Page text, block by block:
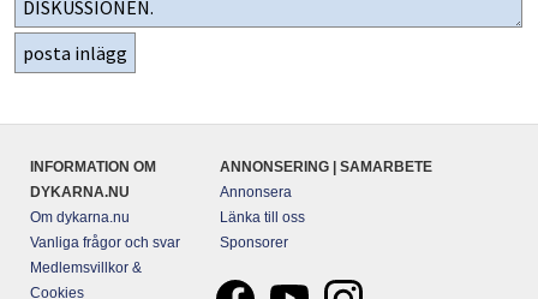
INFORMATION OM
DYKARNA.NU
Om dykarna.nu
Vanliga frågor och svar
Medlemsvillkor &
Cookies
ANNONSERING | SAMARBETE
Annonsera
Länka till oss
Sponsorer